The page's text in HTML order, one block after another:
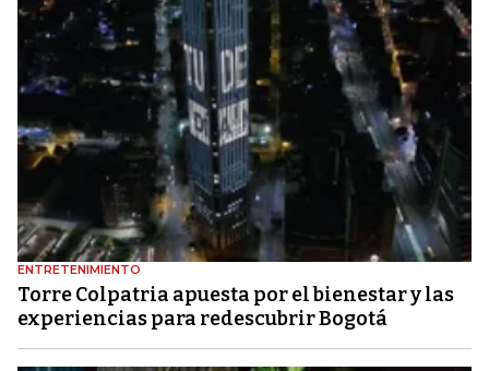
ENTRETENIMIENTO
Torre Colpatria apuesta por el bienestar y las
experiencias para redescubrir Bogotá